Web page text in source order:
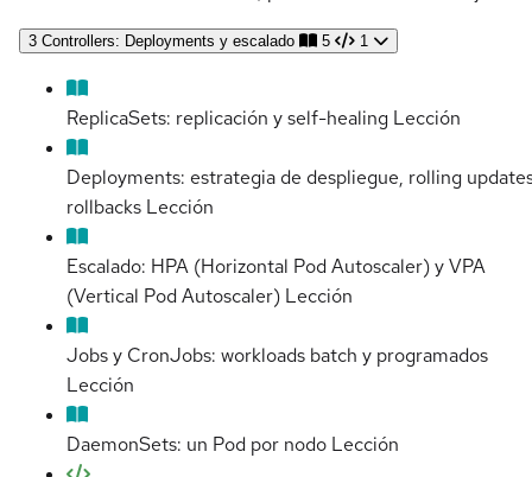
3 Controllers: Deployments y escalado 5 1
ReplicaSets: replicación y self-healing Lección
Deployments: estrategia de despliegue, rolling
rollbacks Lección
Escalado: HPA (Horizontal Pod Autoscaler) y VPA
(Vertical Pod Autoscaler) Lección
Jobs y CronJobs: workloads batch y programados
Lección
DaemonSets: un Pod por nodo Lección